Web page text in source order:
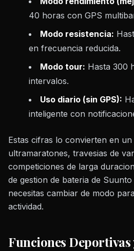
40 horas con GPS
Modo resistencia:
en frecuencia reducida.
Modo tour: Hasta 300
intervalos.
Uso diario (sin GPS):
inteligente con
Estas cifras lo convierten en
ultramaratones, travesias de
competiciones de larga
de gestion de bateria de
necesitas cambiar de modo
actividad.
Funciones Deportivas